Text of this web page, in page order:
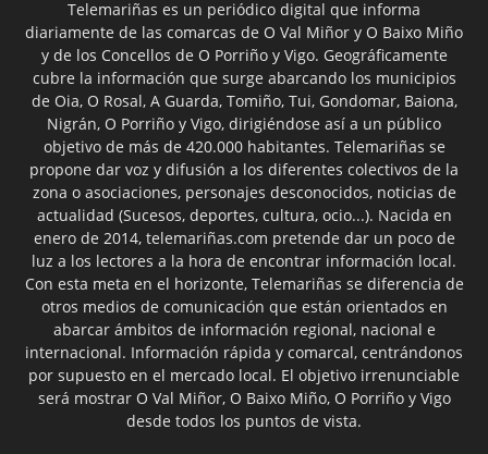
Telemariñas es un periódico digital que informa
diariamente de las comarcas de O Val Miñor y O Baixo Miño
y de los Concellos de O Porriño y Vigo. Geográficamente
cubre la información que surge abarcando los municipios
de Oia, O Rosal, A Guarda, Tomiño, Tui, Gondomar, Baiona,
Nigrán, O Porriño y Vigo, dirigiéndose así a un público
objetivo de más de 420.000 habitantes. Telemariñas se
propone dar voz y difusión a los diferentes colectivos de la
zona o asociaciones, personajes desconocidos, noticias de
actualidad (Sucesos, deportes, cultura, ocio...). Nacida en
enero de 2014, telemariñas.com pretende dar un poco de
luz a los lectores a la hora de encontrar información local.
Con esta meta en el horizonte, Telemariñas se diferencia de
otros medios de comunicación que están orientados en
abarcar ámbitos de información regional, nacional e
internacional. Información rápida y comarcal, centrándonos
por supuesto en el mercado local. El objetivo irrenunciable
será mostrar O Val Miñor, O Baixo Miño, O Porriño y Vigo
desde todos los puntos de vista.